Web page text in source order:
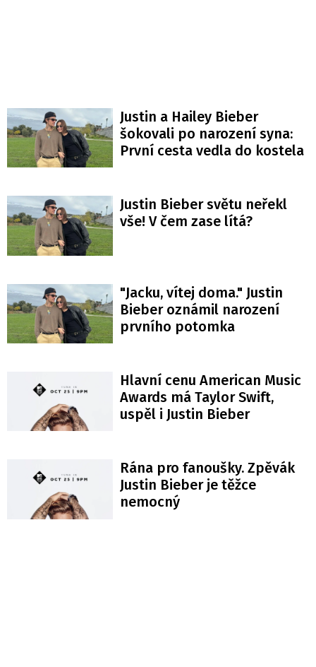
Justin a Hailey Bieber
šokovali po narození syna:
První cesta vedla do kostela
Justin Bieber světu neřekl
vše! V čem zase lítá?
"Jacku, vítej doma." Justin
Bieber oznámil narození
prvního potomka
Hlavní cenu American Music
Awards má Taylor Swift,
uspěl i Justin Bieber
Rána pro fanoušky. Zpěvák
Justin Bieber je těžce
nemocný